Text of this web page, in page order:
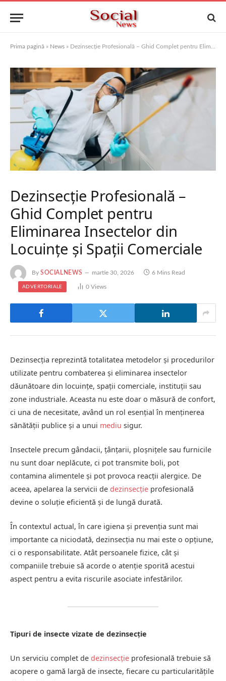
Prima pagină » News » Dezinsecție Profesională – Ghid Complet pentru Eliminarea Insectelor din Locuințe și Spații Comerciale
Dezinsecție Profesională –
Ghid Complet pentru
Eliminarea Insectelor din
Locuințe și Spații Comerciale
By SOCIALNEWS martie 30, 2026 6 Mins Read
ADVERTORIALE 0 Views
Dezinsecția reprezintă totalitatea metodelor și procedurilor
utilizate pentru combaterea și eliminarea insectelor
dăunătoare din locuințe, spații comerciale, instituții sau
zone industriale. Aceasta nu este doar o măsură de confort,
ci una de necesitate, având un rol esențial în menținerea
sănătății publice și a unui mediu sigur.
Insectele precum gândacii, țânțarii, ploșnițele sau furnicile
nu sunt doar neplăcute, ci pot transmite boli, pot
contamina alimentele și pot provoca reacții alergice. De
aceea, apelarea la servicii de dezinsecție profesională
devine o soluție eficientă și de lungă durată.
În contextul actual, în care igiena și prevenția sunt mai
importante ca niciodată, dezinsecția nu mai este o opțiune,
ci o responsabilitate. Atât persoanele fizice, cât și
companiile trebuie să acorde o atenție sporită acestui
aspect pentru a evita riscurile asociate infestărilor.
Tipuri de insecte vizate de dezinsecție
Un serviciu complet de dezinsecție profesională trebuie să
acopere o gamă largă de insecte, fiecare cu particularitățile